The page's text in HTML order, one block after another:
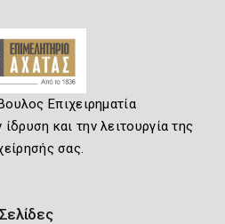
Επιχειρηματία
και την λειτουργία της
σας.
Σελίδες